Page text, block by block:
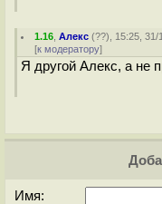
1.16 ,Алекс (??), 15:25, 31/
[к модератору]
Я другой Алекс, а не
Имя: